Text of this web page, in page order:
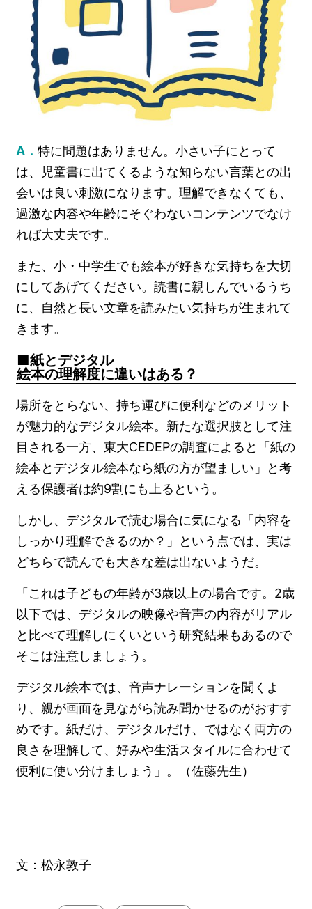
A．特に問題はありません。小さい子にとって
は、児童書に出てくるような知らない言葉との出
会いは良い刺激になります。理解できなくても、
過激な内容や年齢にそぐわないコンテンツでなけ
れば大丈夫です。
また、小・中学生でも絵本が好きな気持ちを大切
にしてあげてください。読書に親しんでいるうち
に、自然と長い文章を読みたい気持ちが生まれて
きます。
紙とデジタル
絵本の理解度に違いはある？
場所をとらない、持ち運びに便利などのメリット
が魅力的なデジタル絵本。新たな選択肢として注
目される一方、東大CEDEPの調査によると「紙の
絵本とデジタル絵本なら紙の方が望ましい」と考
える保護者は約9割にも上るという。
しかし、デジタルで読む場合に気になる「内容を
しっかり理解できるのか？」という点では、実は
どちらで読んでも大きな差は出ないようだ。
「これは子どもの年齢が3歳以上の場合です。2歳
以下では、デジタルの映像や音声の内容がリアル
と比べて理解しにくいという研究結果もあるので
そこは注意しましょう。
デジタル絵本では、音声ナレーションを聞くよ
り、親が画面を見ながら読み聞かせるのがおすす
めです。紙だけ、デジタルだけ、ではなく両方の
良さを理解して、好みや生活スタイルに合わせて
便利に使い分けましょう」。（佐藤先生）
文：松永敦子